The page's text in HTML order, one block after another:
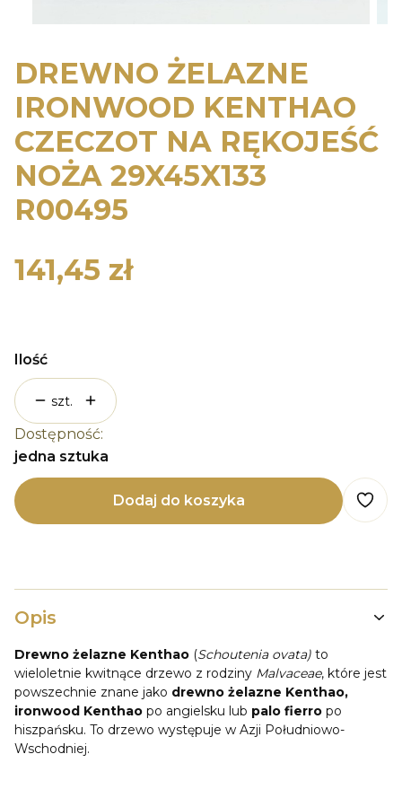
DREWNO ŻELAZNE
IRONWOOD KENTHAO
CZECZOT NA RĘKOJEŚĆ
NOŻA 29X45X133
R00495
Cena
141,45 zł
Ilość
szt.
Dostępność:
jedna sztuka
Dodaj do koszyka
Opis
Drewno żelazne Kenthao (Schoutenia ovata) to
wieloletnie kwitnące drzewo z rodziny Malvaceae, które jest
powszechnie znane jako drewno żelazne Kenthao,
ironwood Kenthao po angielsku lub palo fierro po
hiszpańsku. To drzewo występuje w Azji Południowo-
Wschodniej.